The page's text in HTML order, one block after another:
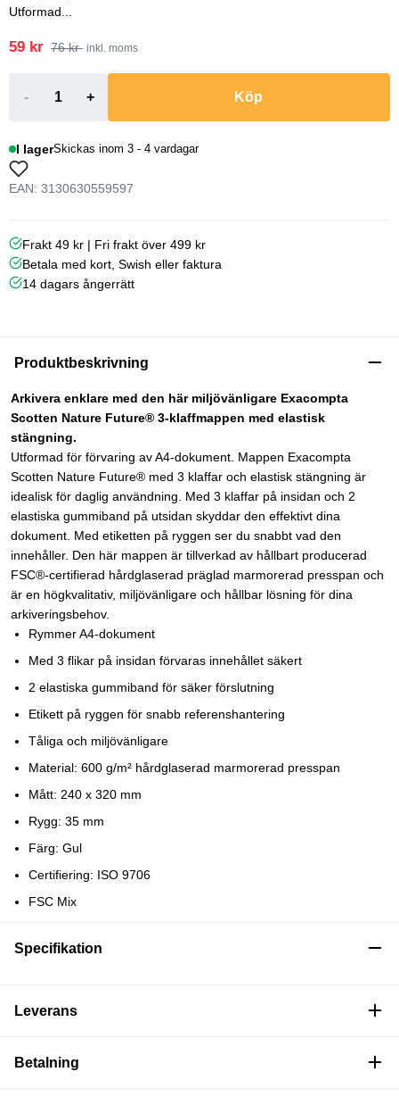
Utformad...
59 kr 76 kr inkl. moms
- + Köp
I lagerSkickas inom 3 - 4 vardagar
EAN: 3130630559597
Frakt 49 kr | Fri frakt över 499 kr
Betala med kort, Swish eller faktura
14 dagars ångerrätt
Produktbeskrivning
Arkivera enklare med den här miljövänligare Exacompta
Scotten Nature Future® 3-klaffmappen med elastisk
stängning.
Utformad för förvaring av A4-dokument. Mappen Exacompta
Scotten Nature Future® med 3 klaffar och elastisk stängning är
idealisk för daglig användning. Med 3 klaffar på insidan och 2
elastiska gummiband på utsidan skyddar den effektivt dina
dokument. Med etiketten på ryggen ser du snabbt vad den
innehåller. Den här mappen är tillverkad av hållbart producerad
FSC®-certifierad hårdglaserad präglad marmorerad presspan och
är en högkvalitativ, miljövänligare och hållbar lösning för dina
arkiveringsbehov.
Rymmer A4-dokument
Med 3 flikar på insidan förvaras innehållet säkert
2 elastiska gummiband för säker förslutning
Etikett på ryggen för snabb referenshantering
Tåliga och miljövänligare
Material: 600 g/m² hårdglaserad marmorerad presspan
Mått: 240 x 320 mm
Rygg: 35 mm
Färg: Gul
Certifiering: ISO 9706
FSC Mix
Specifikation
Leverans
Betalning